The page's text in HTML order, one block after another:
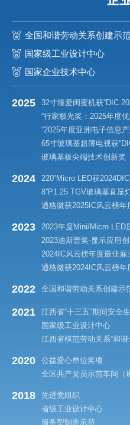
全国和谐劳动关系创建示
国家级工业设计中心
国家企业技术中心
2025
32寸臻爱闺蜜机获“DIC
“行家极光奖：2025年度
“2025年度亚洲电子信息
65寸玻璃基超薄电视获
玻璃基板尖端技术创新奖
2024
220”Micro LED获
8”P1.25 TGV玻璃基直显
通格微获2025IC风云榜年
2023
2023年度Mini/Micro LED
2023迪斯普奖-显示应用
2024IC风云榜年度最佳雇
通格微获2024IC风云榜年
2022 全国和谐劳动关系创建示
2021
江西省“十三五”期间安全
国家级工业设计中心
江西省模范劳动关系“和谐
2020
公益爱心单位奖项
全区共产党员示范车间（
2018
先进党组织
省级工业设计中心
服务型制造示范